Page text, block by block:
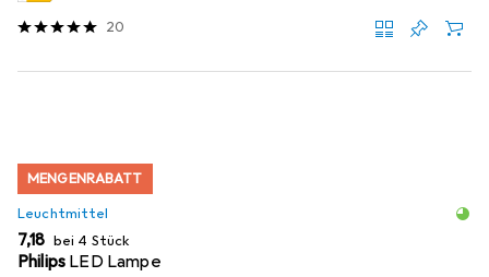
20
MENGENRABATT
Leuchtmittel
EUR
7,18 bei 4 Stück
Philips LED Lampe